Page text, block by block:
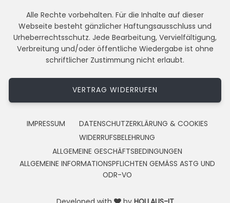
Alle Rechte vorbehalten. Für die Inhalte auf dieser
Webseite besteht gänzlicher Haftungsausschluss und
Urheberrechtsschutz. Jede Bearbeitung, Vervielfältigung,
Verbreitung und/oder öffentliche Wiedergabe ist ohne
schriftlicher Zustimmung nicht erlaubt.
VERTRAG WIDERRUFEN
IMPRESSUM
DATENSCHUTZERKLÄRUNG & COOKIES
WIDERRUFSBELEHRUNG
ALLGEMEINE GESCHÄFTSBEDINGUNGEN
ALLGEMEINE INFORMATIONSPFLICHTEN GEMÄSS ASTG UND
ODR-VO